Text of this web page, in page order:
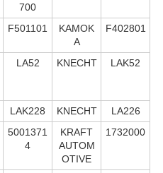
700
F501101
KAMOK
A
F402801
LA52 KNECHT LAK52
LAK228 KNECHT
LA226
5001371
4
KRAFT
AUTOM
OTIVE
1732000